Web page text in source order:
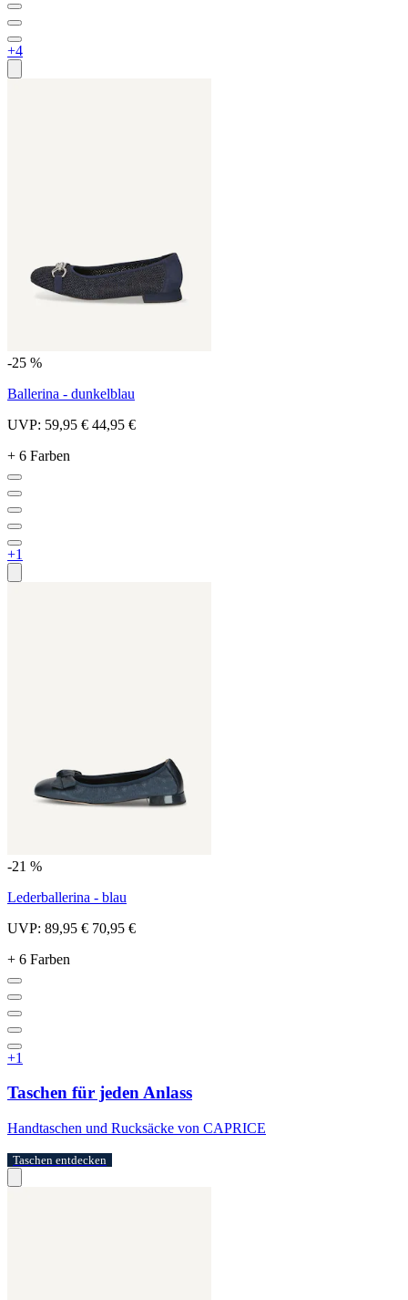
+4
-25 %
Ballerina - dunkelblau
UVP: 59,95 € 44,95 €
+ 6 Farben
+1
-21 %
Lederballerina - blau
UVP: 89,95 € 70,95 €
+ 6 Farben
+1
Taschen für jeden Anlass
Handtaschen und Rucksäcke von CAPRICE
Taschen entdecken